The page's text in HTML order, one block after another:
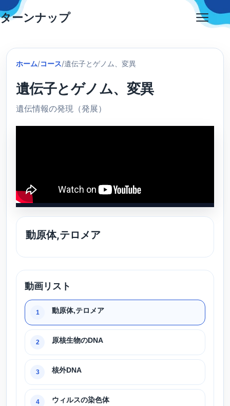
Skip
to
ターンナップ
ホーム/コース/遺伝子とゲノム、変異
遺伝子とゲノム、変異
遺伝情報の発現（発展）
動原体,テロメア
動画リスト
1 動原体,テロメア
2 原核生物のDNA
3 核外DNA
4 ウィルスの染色体